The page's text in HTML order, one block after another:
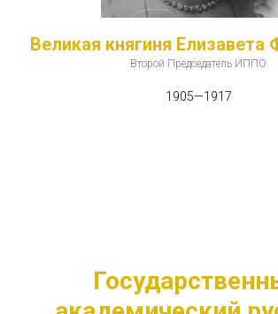
Великая княгиня Елизавета
Второй Предcедатель ИППО
1905—1917